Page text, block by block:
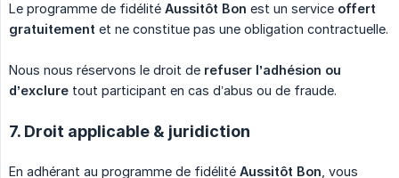
Le programme de fidélité Aussitôt Bon est un service offert
gratuitement et ne constitue pas une obligation contractuelle.
Nous nous réservons le droit de refuser l’adhésion ou
d’exclure tout participant en cas d’abus ou de fraude.
7. Droit applicable & juridiction
En adhérant au programme de fidélité Aussitôt Bon , vous